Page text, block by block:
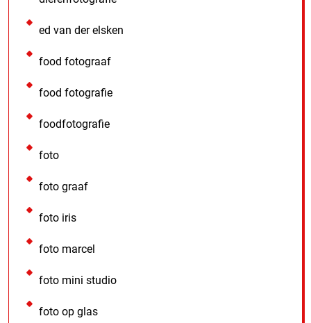
ed van der elsken
food fotograaf
food fotografie
foodfotografie
foto
foto graaf
foto iris
foto marcel
foto mini studio
foto op glas